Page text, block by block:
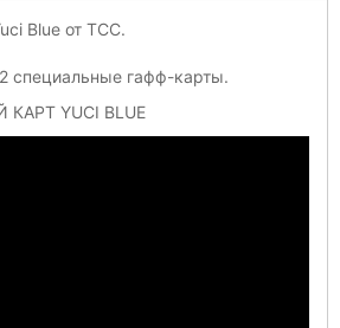
Blue от TCC.
специальные гафф-карты.
КАРТ YUCI BLUE